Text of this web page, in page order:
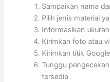
Sampaikan nama
Pilih jenis material
Informasikan
Kirimkan foto atau
Kirimkan titik
Tunggu
tersedia